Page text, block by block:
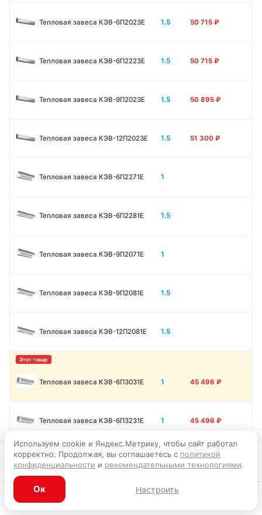
Главная
Тепловая завеса КЭВ-6П2023E 1.5 50 715 ₽
Тепловая завеса КЭВ-6П2223E 1.5 50 715 ₽
Тепловая завеса КЭВ-9П2023E 1.5 50 895 ₽
Тепловая завеса КЭВ-12П2023E 1.5 51 300 ₽
Тепловая завеса КЭВ-6П2271E 1
Тепловая завеса КЭВ-6П2281E 1.5
Тепловая завеса КЭВ-9П2071E 1
Тепловая завеса КЭВ-9П2081E 1.5
Тепловая завеса КЭВ-12П2081E 1.5
Тепловая завеса КЭВ-6П3031E 1 45 496 ₽
Тепловая завеса КЭВ-6П3231E 1 45 496 ₽
Тепловая завеса КЭВ-9П3031E 1 45 856₽
Тепловая завеса КЭВ-12П3031E
Используем cookie и Яндекс.Метрику, чтобы сайт работал
корректно. Продолжая, вы соглашаетесь с политикой
конфиденциальности и рекомендательными технологиями.
Ок Настроить
В корзину